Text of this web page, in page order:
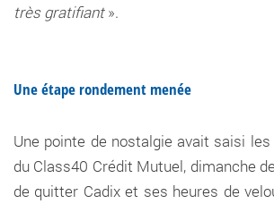
très gratifiant».
Une étape rondement menée
Une pointe de nostalgie avait saisi
du Class40 Crédit Mutuel, dimanche
de quitter Cadix et ses heures de